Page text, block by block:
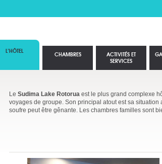
L’HÔTEL
Le Sudima Lake Rotorua est le plus grand complexe
voyages de groupe. Son principal atout est sa situation
soufre peut être gênante. Les chambres familles sont
CHAMBRES
ACTIVITÉS ET
SERVICES